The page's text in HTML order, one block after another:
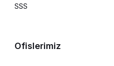
SSS
Ofislerimiz